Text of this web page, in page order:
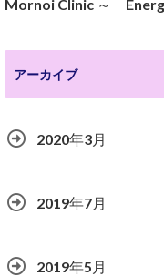
Mornoi Clinic ～
アーカイブ
2020年3月
2019年7月
2019年5月